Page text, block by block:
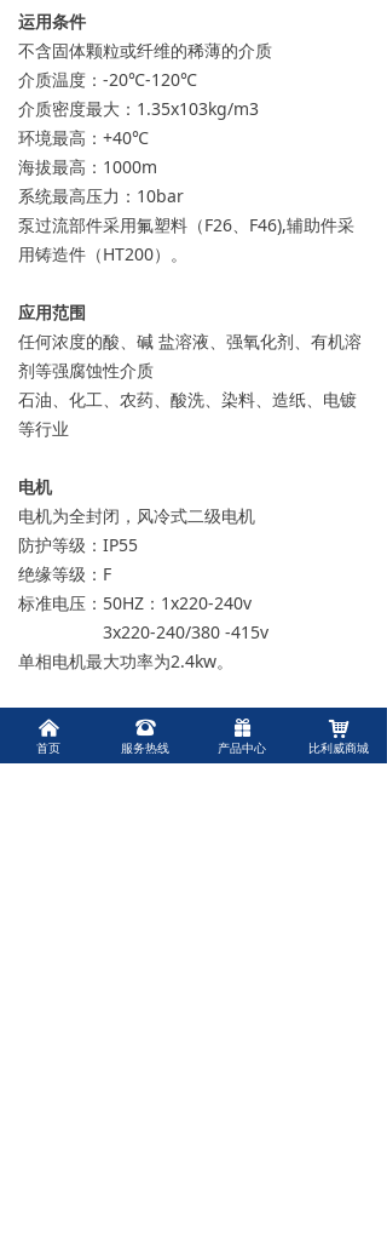
运用条件
不含固体颗粒或纤维的稀薄的介质
介质温度：-20℃-120℃
介质密度最大：1.35x103kg/m3
环境最高：+40℃
海拔最高：1000m
系统最高压力：10bar
泵过流部件采用氟塑料（F26、F46),辅助件采
用铸造件（HT200）。
应用范围
任何浓度的酸、碱 盐溶液、强氧化剂、有机溶
剂等强腐蚀性介质
石油、化工、农药、酸洗、染料、造纸、电镀
等行业
电机
电机为全封闭，风冷式二级电机
防护等级：IP55
绝缘等级：F
标准电压：50HZ：1x220-240v
3x220-240/380 -415v
单相电机最大功率为2.4kw。
낀
首页
뀰
服务热线
끣
产品中心
낙
比利威商城